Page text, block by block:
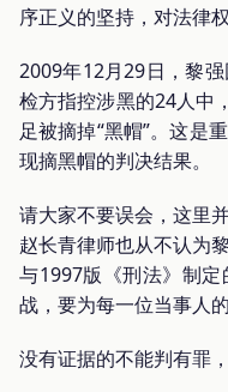
序正义的坚持，对法律权
2009年12月29日，黎
检方指控涉黑的24人中
足被摘掉“黑帽”。这是
现摘黑帽的判决结果。
请大家不要误会，这里
赵长青律师也从不认为
与1997版《刑法》制
战，要为每一位当事人
没有证据的不能判有罪